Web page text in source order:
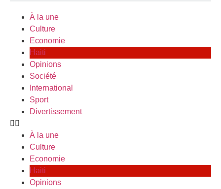
À la une
Culture
Economie
Haiti
Opinions
Société
International
Sport
Divertissement
À la une
Culture
Economie
Haiti
Opinions